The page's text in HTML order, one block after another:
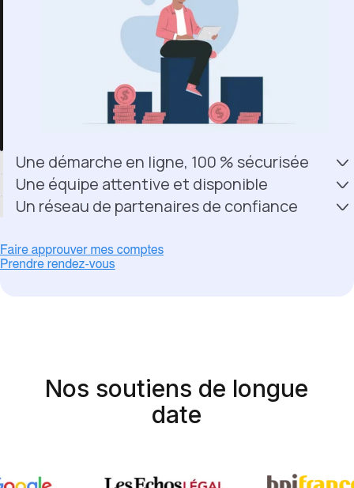
Une démarche en ligne, 100 % sécurisée
Une équipe attentive et disponible
Un réseau de partenaires de confiance
Nos soutiens de longue
date